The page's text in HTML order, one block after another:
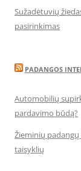
Sužadėtuvių
pasirinkimas
PADANGOS
Automobilių
pardavimo būdą?
Žieminių
taisyklių